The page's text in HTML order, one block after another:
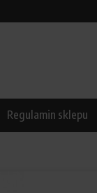
Regulamin sklepu